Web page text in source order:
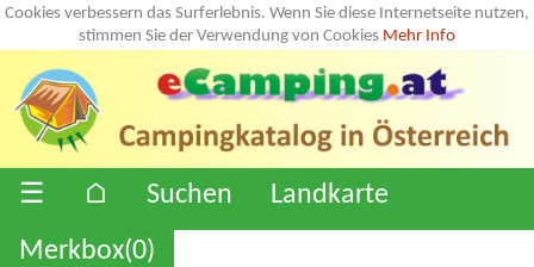
Cookies verbessern das Surferlebnis. Wenn Sie diese Internetseite nutzen,
stimmen Sie der Verwendung von Cookies Mehr Info
☰ ⌂ Suchen
Landkarte
Merkbox(0)